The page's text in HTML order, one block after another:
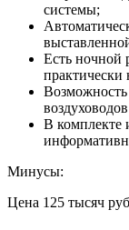
системы;
Есть ночной
В комплекте
Минусы:
Цена 125 тысяч